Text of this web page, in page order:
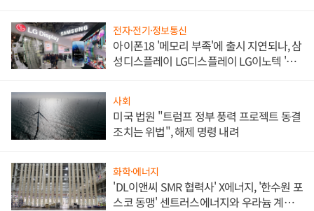
전자·전기·정보통신
아이폰18 '메모리 부족'에 출시 지연되나, 삼
성디스플레이 LG디스플레이 LG이노텍 '탈
사회
미국 법원 "트럼프 정부 풍력 프로젝트 동결
조치는 위법", 해제 명령 내려
화학·에너지
'DL이앤씨 SMR 협력사' X에너지, '한수원 포
스코 동맹' 센트러스에너지와 우라늄 계약